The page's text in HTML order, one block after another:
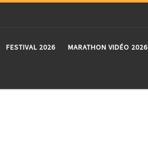
FESTIVAL 2026 MARATHON VIDÉO 2026